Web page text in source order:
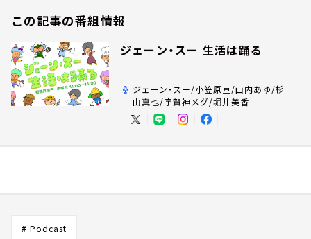
この記事の番組情報
ジェーン・スー 生活は踊る
ジェーン・スー/小笠原亘/山内あゆ/杉
山真也/宇賀神メグ/堀井美香
# Podcast